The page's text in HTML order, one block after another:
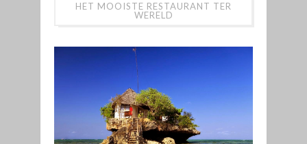
HET MOOISTE RESTAURANT TER
WERELD